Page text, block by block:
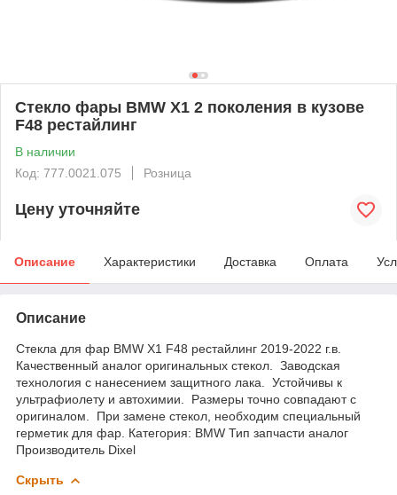
Стекло фары BMW X1 2 поколения в кузове
F48 рестайлинг
В наличии
Код: 777.0021.075
Розница
Цену уточняйте
Описание Характеристики Доставка Оплата
Описание
Стекла для фар BMW X1 F48 рестайлинг 2019-2022 г.в.
Качественный аналог оригинальных стекол. Заводская
технология с нанесением защитного лака. Устойчивы к
ультрафиолету и автохимии. Размеры точно совпадают с
оригиналом. При замене стекол, необходим специальный
герметик для фар. Категория: BMW Тип запчасти аналог
Производитель Dixel
Скрыть